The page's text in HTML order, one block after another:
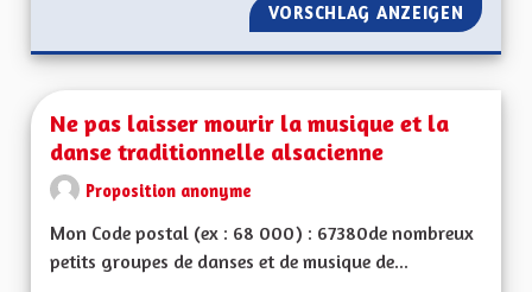
VORSCHLAG ANZEIGEN ÉTAT
Ne pas laisser mourir la musique et la
danse traditionnelle alsacienne
Proposition anonyme
Mon Code postal (ex : 68 000) : 67380de nombreux
petits groupes de danses et de musique de...